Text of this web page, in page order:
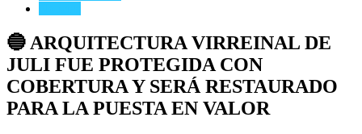
🔵 ARQUITECTURA VIRREINAL DE
JULI FUE PROTEGIDA CON
COBERTURA Y SERÁ RESTAURADO
PARA LA PUESTA EN VALOR